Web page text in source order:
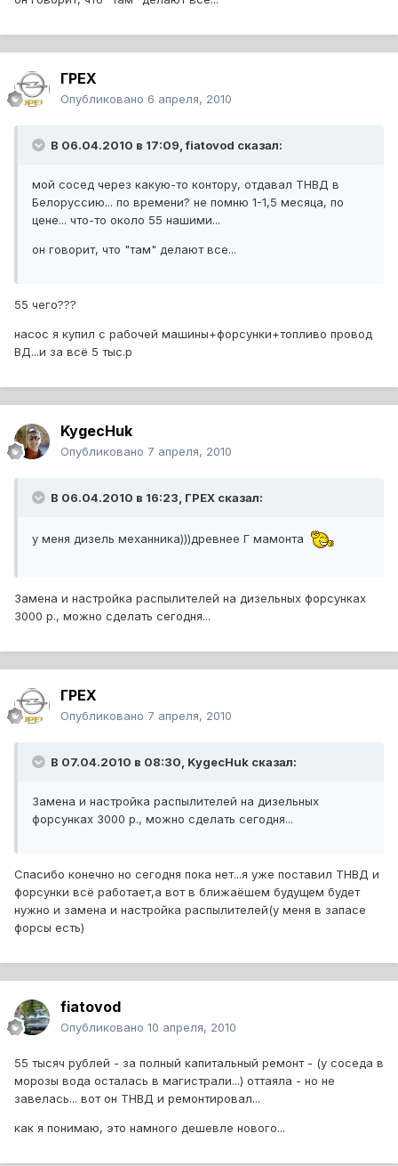
ГРЕХ
Опубликовано 6 апреля, 2010
В 06.04.2010 в 17:09, fiatovod сказал:
мой сосед через какую-то контору, отдавал ТНВД в
Белоруссию... по времени? не помню 1-1,5 месяца, по
цене... что-то около 55 нашими...
он говорит, что "там" делают все...
55 чего???
насос я купил с рабочей машины+форсунки+топливо провод
ВД...и за всё 5 тыс.р
KygecHuk
Опубликовано 7 апреля, 2010
В 06.04.2010 в 16:23, ГРЕХ сказал:
у меня дизель механника)))древнее Г мамонта
Замена и настройка распылителей на дизельных форсунках
3000 р., можно сделать сегодня...
ГРЕХ
Опубликовано 7 апреля, 2010
В 07.04.2010 в 08:30, KygecHuk сказал:
Замена и настройка распылителей на дизельных
форсунках 3000 р., можно сделать сегодня...
Спасибо конечно но сегодня пока нет...я уже поставил ТНВД и
форсунки всё работает,а вот в ближаёшем будущем будет
нужно и замена и настройка распылителей(у меня в запасе
форсы есть)
fiatovod
Опубликовано 10 апреля, 2010
55 тысяч рублей - за полный капитальный ремонт - (у соседа в
морозы вода осталась в магистрали...) оттаяла - но не
завелась... вот он ТНВД и ремонтировал...
как я понимаю, это намного дешевле нового...